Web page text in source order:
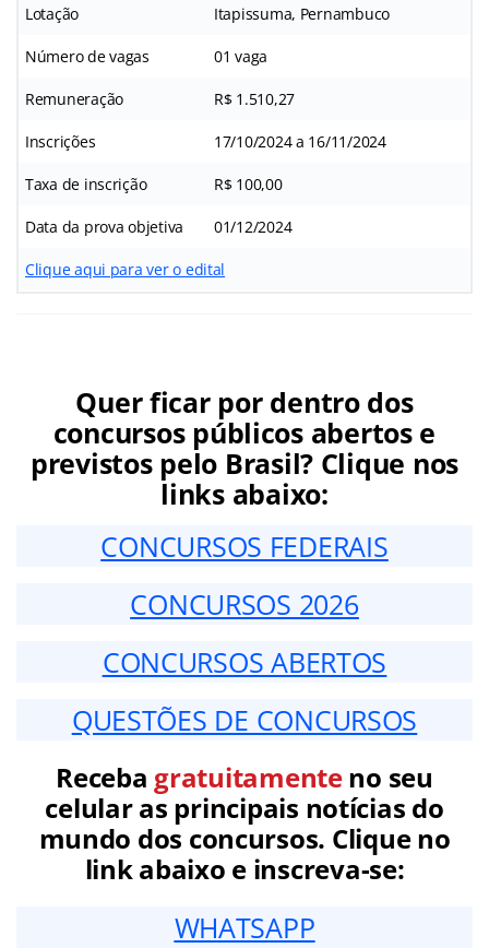
Lotação Itapissuma, Pernambuco
Número de vagas 01 vaga
Remuneração R$ 1.510,27
Inscrições 17/10/2024 a 16/11/2024
Taxa de inscrição R$ 100,00
Data da prova objetiva 01/12/2024
Clique aqui para ver o edital
Quer ficar por dentro dos
concursos públicos abertos e
previstos pelo Brasil? Clique nos
links abaixo:
CONCURSOS FEDERAIS
CONCURSOS 2026
CONCURSOS ABERTOS
QUESTÕES DE CONCURSOS
Receba gratuitamenteno seu
celular as principais notícias do
mundo dos concursos. Clique no
link abaixo e inscreva-se:
WHATSAPP